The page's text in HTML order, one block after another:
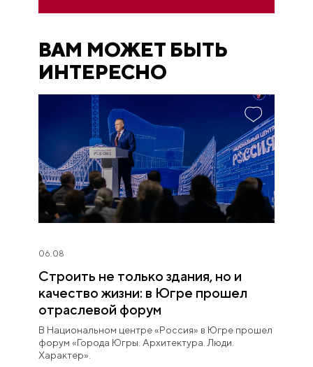
ВАМ МОЖЕТ БЫТЬ
ИНТЕРЕСНО
06.08
Строить не только здания, но и
качество жизни: в Югре прошел
отраслевой форум
В Национальном центре «Россия» в Югре прошел
форум «Города Югры. Архитектура. Люди.
Характер».